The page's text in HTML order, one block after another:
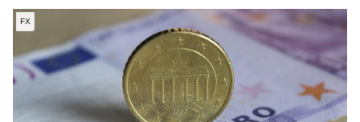
FX